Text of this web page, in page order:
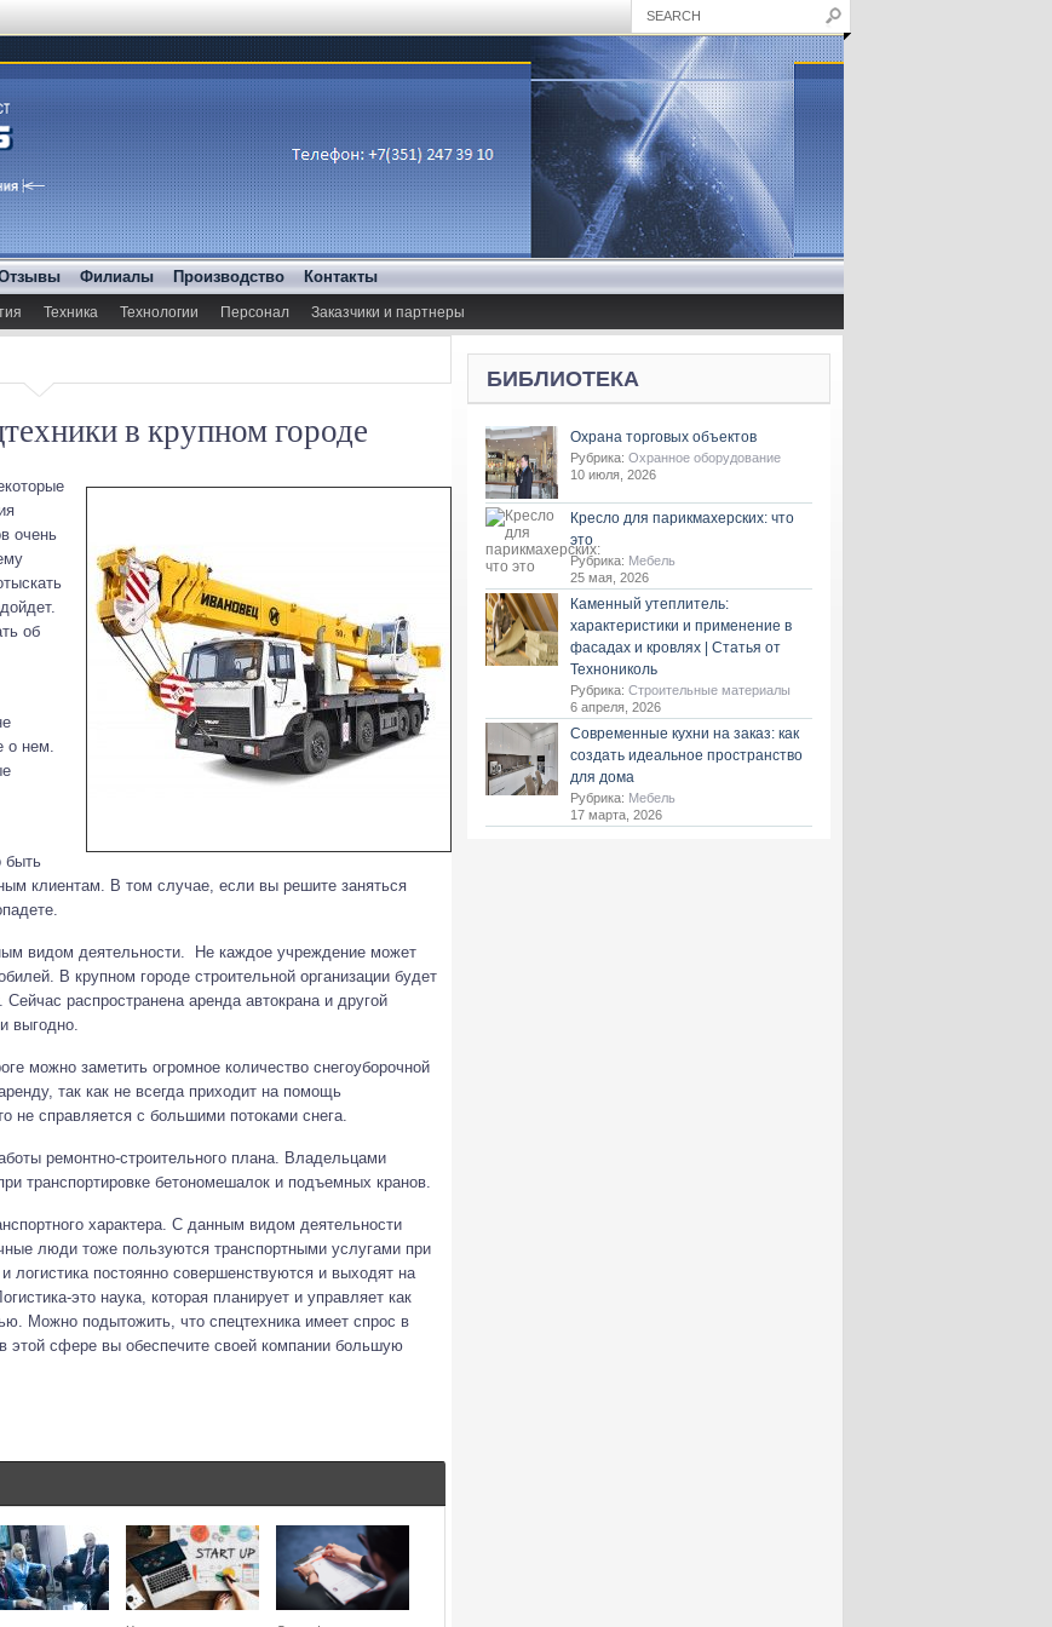
Филиалы Производство Контакты
Техника Технологии Персонал Заказчики и партнеры
в крупном городе
очень
об
о нем.
быть
клиентам. В том случае, если вы решите заняться
видом деятельности. Не каждое учреждение может
В крупном городе строительной организации будет
распространена аренда автокрана и другой
выгодно.
можно заметить огромное количество снегоуборочной
так как не всегда приходит на помощь
не справляется с большими потоками снега.
ремонтно-строительного плана. Владельцами
транспортировке бетономешалок и подъемных кранов.
характера. С данным видом деятельности
люди тоже пользуются транспортными услугами при
логистика постоянно совершенствуются и выходят на
это наука, которая планирует и управляет как
Можно подытожить, что спецтехника имеет спрос в
этой сфере вы обеспечите своей компании большую
БИБЛИОТЕКА
Охрана торговых объектов
Рубрика: Охранное оборудование
10 июля, 2026
Кресло для парикмахерских: что
это
Рубрика: Мебель
25 мая, 2026
Каменный утеплитель:
характеристики и применение в
фасадах и кровлях | Статья от
Технониколь
Рубрика: Строительные материалы
6 апреля, 2026
Современные кухни на заказ: как
создать идеальное пространство
для дома
Рубрика: Мебель
17 марта, 2026